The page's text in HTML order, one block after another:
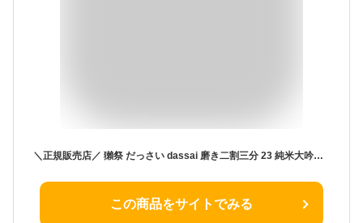
＼正規販売店／ 獺祭 だっさい dassai 磨き二割三分 23 純米大吟醸 720ml 専用木箱 入り 日本酒 お酒 酒 SAKE 山口県 株式会社獺祭 旭酒造 美好屋酒店 有名 人気 飲みやすい ギフト プレゼント お祝い 贈り物 誕生日 退職祝い 結婚祝い 還暦祝い 内祝い 手土産
この商品をサイトでみる